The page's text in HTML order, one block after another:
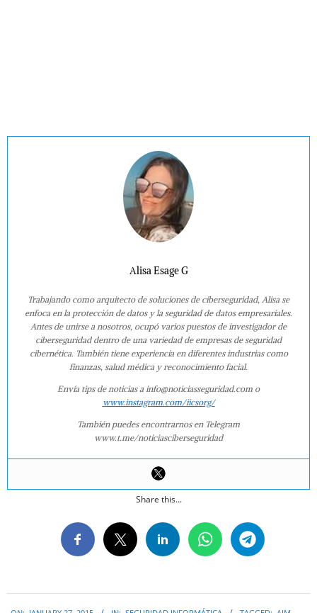
Alisa Esage G
Trabajando como arquitecto de soluciones de ciberseguridad, Alisa se
enfoca en la protección de datos y la seguridad de datos empresariales.
Antes de unirse a nosotros, ocupó varios puestos de investigador de
ciberseguridad dentro de una variedad de empresas de seguridad
cibernética. También tiene experiencia en diferentes industrias como
finanzas, salud médica y reconocimiento facial.
Envía tips de noticias a info@noticiasseguridad.com o
www.instagram.com/iicsorg/
También puedes encontrarnos en Telegram
www.t.me/noticiasciberseguridad
Share this...